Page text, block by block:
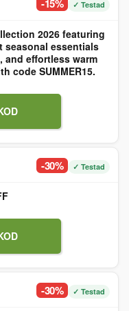
-15% ✓ Testad
2026 featuring
seasonal essentials
and effortless warm
code SUMMER15.
-30% ✓ Testad
-30% ✓ Testad